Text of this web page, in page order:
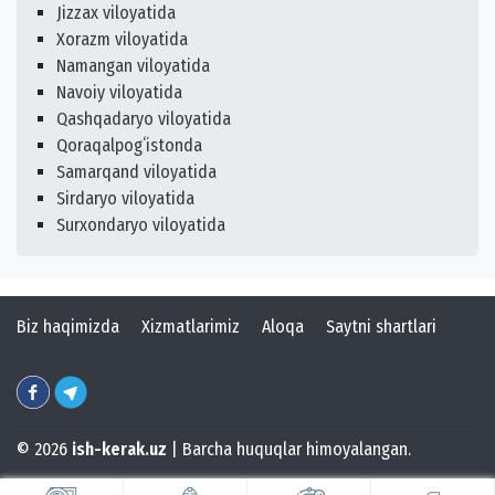
Jizzax viloyatida
Xorazm viloyatida
Namangan viloyatida
Navoiy viloyatida
Qashqadaryo viloyatida
Qoraqalpogʻistonda
Samarqand viloyatida
Sirdaryo viloyatida
Surxondaryo viloyatida
Biz haqimizda Xizmatlarimiz Aloqa Saytni shartlari
© 2026 ish-kerak.uz | Barcha huquqlar himoyalangan.